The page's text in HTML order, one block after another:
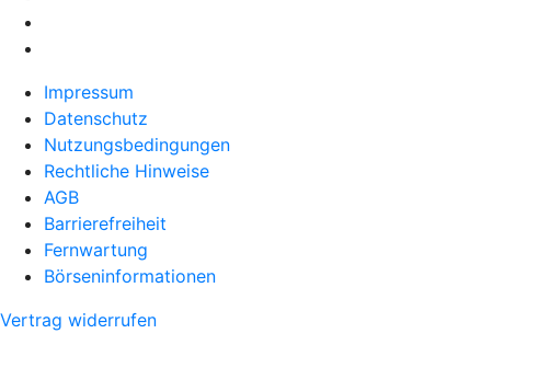
Impressum
Datenschutz
Nutzungsbedingungen
Rechtliche Hinweise
AGB
Barrierefreiheit
Fernwartung
Börseninformationen
Vertrag widerrufen